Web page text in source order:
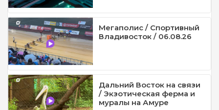
Мегаполис / Спортивный
Владивосток / 06.08.26
Дальний Восток на связи
/ Экзотическая ферма и
муралы на Амуре